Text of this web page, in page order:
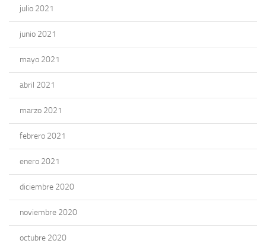
julio 2021
junio 2021
mayo 2021
abril 2021
marzo 2021
febrero 2021
enero 2021
diciembre 2020
noviembre 2020
octubre 2020